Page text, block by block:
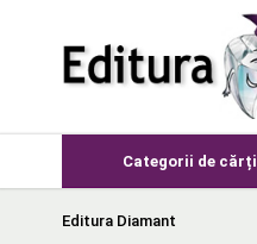
Categorii de cărți
Editura Diamant